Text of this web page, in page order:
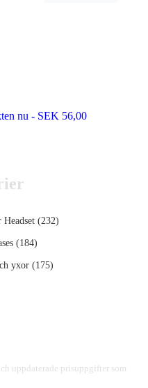
nu - SEK 56,00
Headset (232)
(184)
yxor (175)
uppdaterade prisuppgifter som